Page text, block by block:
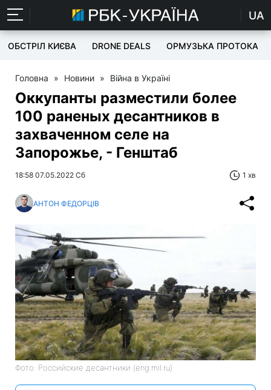
UA
ОБСТРІЛ КИЄВА DRONE DEALS ОРМУЗЬКА ПРОТОКА
Головна » Новини » Війна в Україні
Оккупанты разместили более
100 раненых десантников в
захваченном селе на
Запорожье, - Генштаб
18:58 07.05.2022 Сб 1 хв
АНТОН ФЕДОРЦІВ
Фото: Российские десантники (eng.mil.ru)